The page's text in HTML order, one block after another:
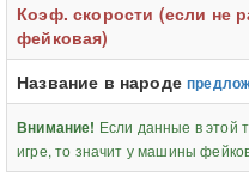
Коэф. скорости (если не
фейковая)
Название в народе
Внимание! Если данные в этой
игре, то значит у машины